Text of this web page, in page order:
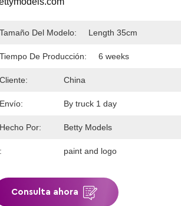
Tamaño Del Modelo: Length 35cm
Tiempo De Producción: 6 weeks
Cliente: China
Envío: By truck 1 day
Hecho Por: Betty Models
: paint and logo
Consulta ahora